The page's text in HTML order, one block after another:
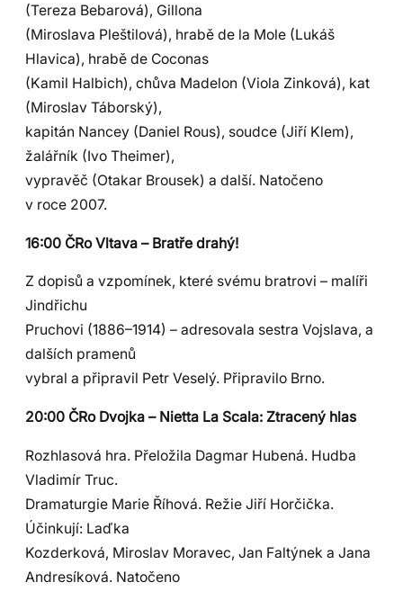
(Tereza Bebarová), Gillona
(Miroslava Pleštilová), hrabě de la Mole (Lukáš
Hlavica), hrabě de Coconas
(Kamil Halbich), chůva Madelon (Viola Zinková), kat
(Miroslav Táborský),
kapitán Nancey (Daniel Rous), soudce (Jiří Klem),
žalářník (Ivo Theimer),
vypravěč (Otakar Brousek) a další. Natočeno
v roce 2007.
16:00 ČRo Vltava – Bratře drahý!
Z dopisů a vzpomínek, které svému bratrovi – malíři
Jindřichu
Pruchovi (1886–1914) – adresovala sestra Vojslava, a
dalších pramenů
vybral a připravil Petr Veselý. Připravilo Brno.
20:00 ČRo Dvojka – Nietta La Scala: Ztracený hlas
Rozhlasová hra. Přeložila Dagmar Hubená. Hudba
Vladimír Truc.
Dramaturgie Marie Říhová. Režie Jiří Horčička.
Účinkují: Laďka
Kozderková, Miroslav Moravec, Jan Faltýnek a Jana
Andresíková. Natočeno